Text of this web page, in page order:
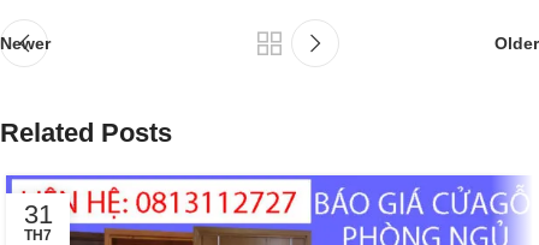
Newer Older
Related Posts
31
TH7